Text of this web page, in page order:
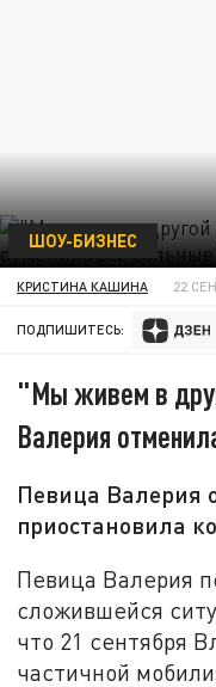
ШОУ-БИЗНЕС
КРИСТИНА КАШИНА 22
ПОДПИШИТЕСЬ:
"Мы живем в
Валерия
Певица Валерия
приостановила
Певица Валерия
сложившейся
что 21 сентября
частичной